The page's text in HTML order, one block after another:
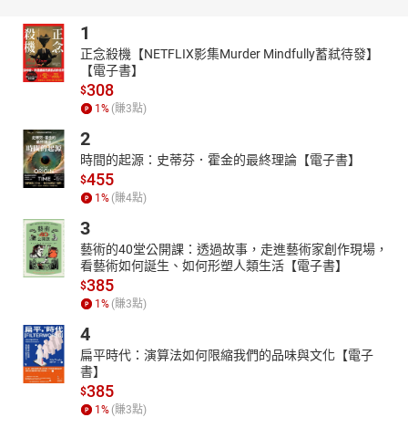
1
正念殺機【NETFLIX影集Murder Mindfully蓄弒待發】
【電子書】
$308
1 % (賺3點)
2
時間的起源：史蒂芬．霍金的最終理論【電子書】
$455
1 % (賺4點)
3
藝術的40堂公開課：透過故事，走進藝術家創作現場，
看藝術如何誕生、如何形塑人類生活【電子書】
$385
1 % (賺3點)
4
扁平時代：演算法如何限縮我們的品味與文化【電子
書】
$385
1 % (賺3點)